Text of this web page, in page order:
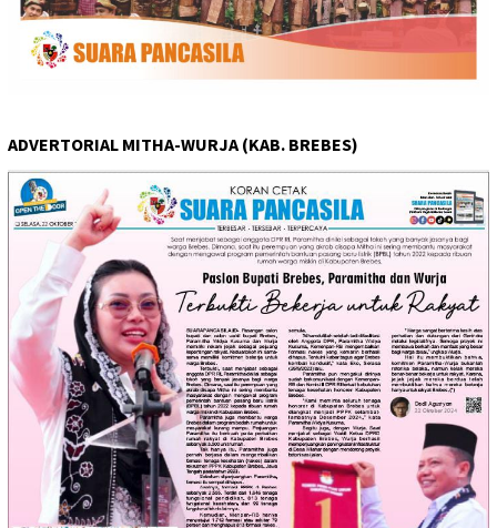
ADVERTORIAL MITHA-WURJA (KAB. BREBES)